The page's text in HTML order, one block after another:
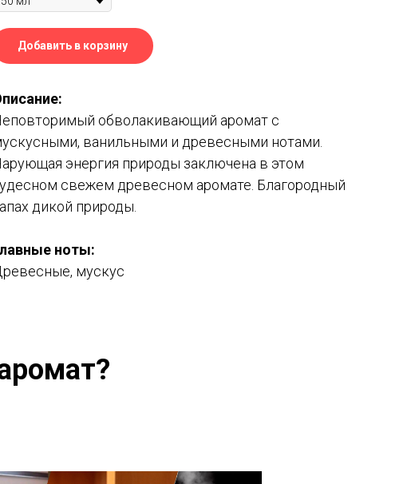
Добавить в корзину
обволакивающий аромат с
ванильными и древесными нотами.
энергия природы заключена в этом
свежем древесном аромате. Благородный
дикой природы.
ноты:
мускус